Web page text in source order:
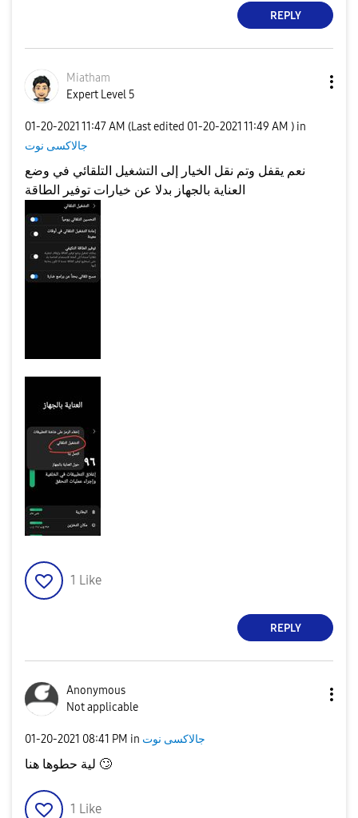
REPLY
Miatham
Expert Level 5
‎01-20-2021 11:47 AM (Last edited ‎01-20-2021 11:49 AM ) in
جالاكسى نوت
نعم يقفل وتم نقل الخيار إلى التشغيل التلقائي في وضع
العناية بالجهاز بدلا عن خيارات توفير الطاقة
1 Like
REPLY
Anonymous
Not applicable
‎01-20-2021 08:41 PM in جالاكسى نوت
🙄
1 Like